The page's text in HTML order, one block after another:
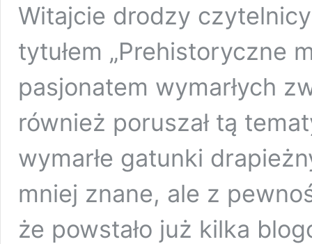
Witajcie drodzy
tytułem „Prehistoryczne
pasjonatem wymarłych
również poruszał tą
wymarłe gatunki
mniej znane, ale z
że powstało już kilka